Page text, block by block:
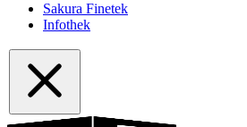
Sakura Finetek
Infothek